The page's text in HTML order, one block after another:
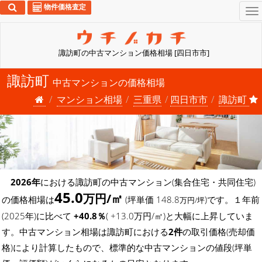
諏訪町の中古マンション価格相場 [四日市市]
物件価格査定
諏訪町 中古マンションの価格相場
マンション相場
三重県 四日市市 諏訪町
2026年における諏訪町の中古マンション(集合住宅・共同住宅)
の価格相場は45.0万円/㎡ (坪単価 148.8万円/坪)です。１年前
(2025年)に比べて +40.8％( +13.0万円/㎡)と大幅に上昇していま
す。中古マンション相場は諏訪町における2件の取引価格(売却価
格)により計算したもので、標準的な中古マンションの値段(坪単